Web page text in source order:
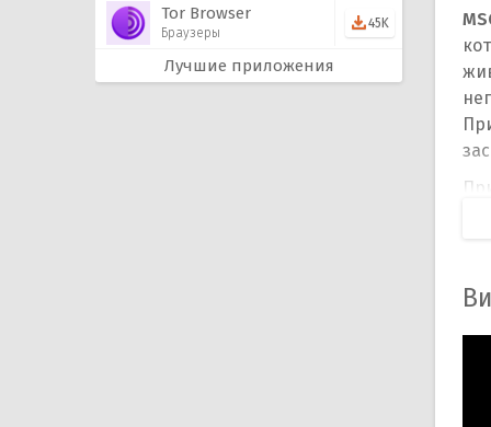
Tor Browser
Браузеры
45K
Лучшие приложения